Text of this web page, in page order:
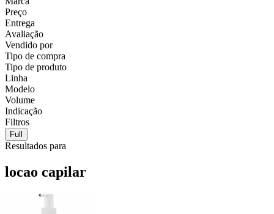
Preço
Entrega
Avaliação
Vendido por
Tipo de compra
Tipo de produto
Linha
Modelo
Volume
Indicação
Filtros
Full
Resultados para
locao capilar